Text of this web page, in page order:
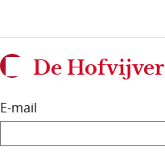
De Hofvijver
E-mail